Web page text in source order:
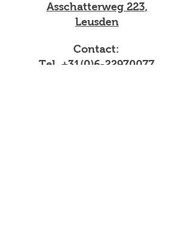
Asschatterweg 223,
Leusden
Contact:
Tel. +31(0)6-22970077